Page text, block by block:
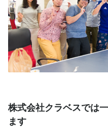
株式会社クラベスでは
ます